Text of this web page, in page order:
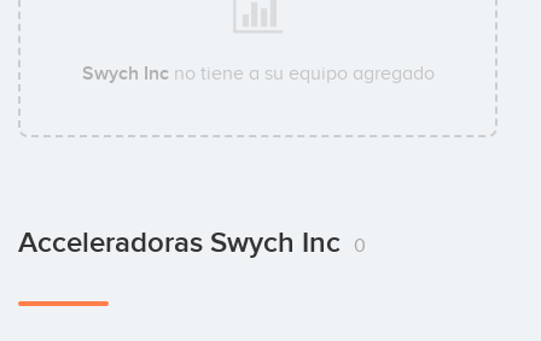
Swych Inc no tiene a su equipo agregado
Acceleradoras Swych Inc 0